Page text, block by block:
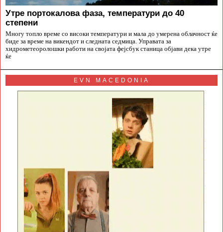
Утре портокалова фаза, температури до 40
степени
Многу топло време со високи температури и мала до умерена облачност ќе
биде за време на викендот и следната седмица. Управата за
хидрометеоролошки работи на својата фејсбук станица објави дека утре
ќе
EVN MACEDONIA